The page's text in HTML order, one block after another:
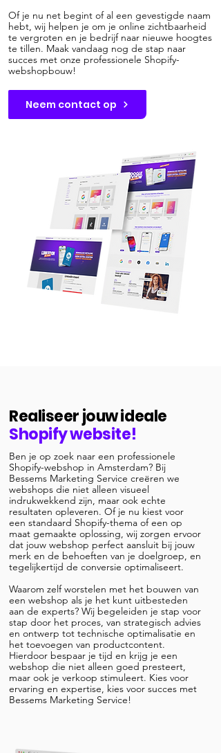
Of je nu net begint of al een gevestigde naam
hebt, wij helpen je om je online zichtbaarheid
te vergroten en je bedrijf naar nieuwe hoogtes
te tillen. Maak vandaag nog de stap naar
succes met onze professionele Shopify-
webshopbouw!
Neem contact op
Realiseer jouwideale
Shopify website!
Ben je op zoek naar een professionele
Shopify-webshop in Amsterdam? Bij
Bessems Marketing Service creëren we
webshops die niet alleen visueel
indrukwekkend zijn, maar ook echte
resultaten opleveren. Of je nu kiest voor
een standaard Shopify-thema of een op
maat gemaakte oplossing, wij zorgen ervoor
dat jouw webshop perfect aansluit bij jouw
merk en de behoeften van je doelgroep, en
tegelijkertijd de conversie optimaliseert.
Waarom zelf worstelen met het bouwen van
een webshop als je het kunt uitbesteden
aan de experts? Wij begeleiden je stap voor
stap door het proces, van strategisch advies
en ontwerp tot technische optimalisatie en
het toevoegen van productcontent.
Hierdoor bespaar je tijd en krijg je een
webshop die niet alleen goed presteert,
maar ook je verkoop stimuleert. Kies voor
ervaring en expertise, kies voor succes met
Bessems Marketing Service!